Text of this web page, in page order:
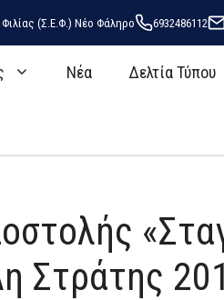
(Σ.Ε.Φ.) Νέο Φάληρο 6932486112
Nέα Δελτία Τύπου
Στράτης